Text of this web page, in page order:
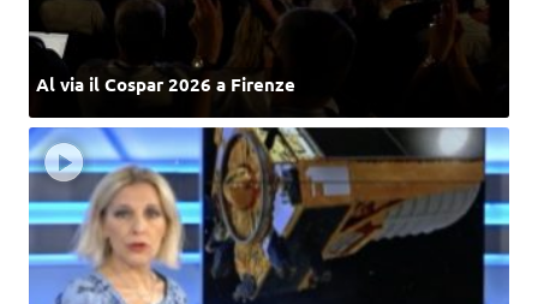
Al via il Cospar 2026 a Firenze